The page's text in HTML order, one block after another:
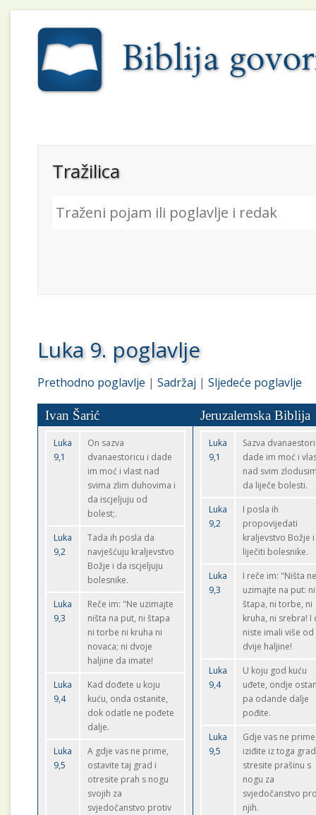
Tražilica
Luka 9. poglavlje
Prethodno poglavlje |Sadržaj |Sljedeće poglavlje
Ivan Šarić Jeruzalemska Biblija
Luka
9,1
On sazva
dvanaestoricu i dade
im moć i vlast nad
svima zlim duhovima i
da iscjeljuju od
bolest;.
Luka
9,2
Tada ih posla da
navješćuju kraljevstvo
Božje i da iscjeljuju
bolesnike.
Luka
9,3
Reče im: "Ne uzimajte
ništa na put, ni štapa
ni torbe ni kruha ni
novaca; ni dvoje
haljine da imate!
Luka
9,4
Kad dođete u koju
kuću, onda ostanite,
dok odatle ne pođete
dalje.
Luka
9,5
A gdje vas ne prime,
ostavite taj grad i
otresite prah s nogu
svojih za
svjedočanstvo protiv
Luka
9,1
Sazva
dade im moć i
nad svim
da liječe bolesti.
Luka
9,2
I posla ih
propovijedati
kraljevstvo Božje i
liječiti bolesnike.
Luka
9,3
I reče im: "Ništa
uzimajte na put: ni
štapa, ni torbe, ni
kruha, ni srebra! I
niste imali više od
dvije haljine!
Luka
9,4
U koju god kuću
uđete, ondje
pa odande dalje
pođite.
Luka
9,5
Gdje vas ne
iziđite iz toga
stresite prašinu s
nogu za
svjedočanstvo
njih.